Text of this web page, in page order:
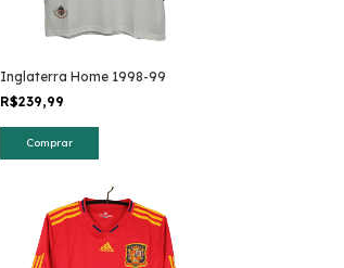
Inglaterra Home 1998-99
R$239,99
Comprar